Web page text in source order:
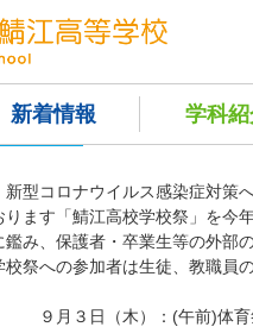
新着情報 学科
いて
新型コロナウイルス感染症対策
ります「鯖江高校学校祭」を今
鑑み、保護者・卒業生等の外部
校祭への参加者は生徒、教職員
３日（木）：(午前)体育